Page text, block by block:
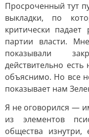
Просроченный тут
выкладки, по
критически
партии власти.
показывали
действительно
объяснимо. Но все
показывает нам
Я не оговорился —
из элементов
общества изнутри,